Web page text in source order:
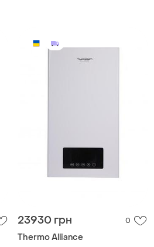
23930 грн 0
Thermo Alliance